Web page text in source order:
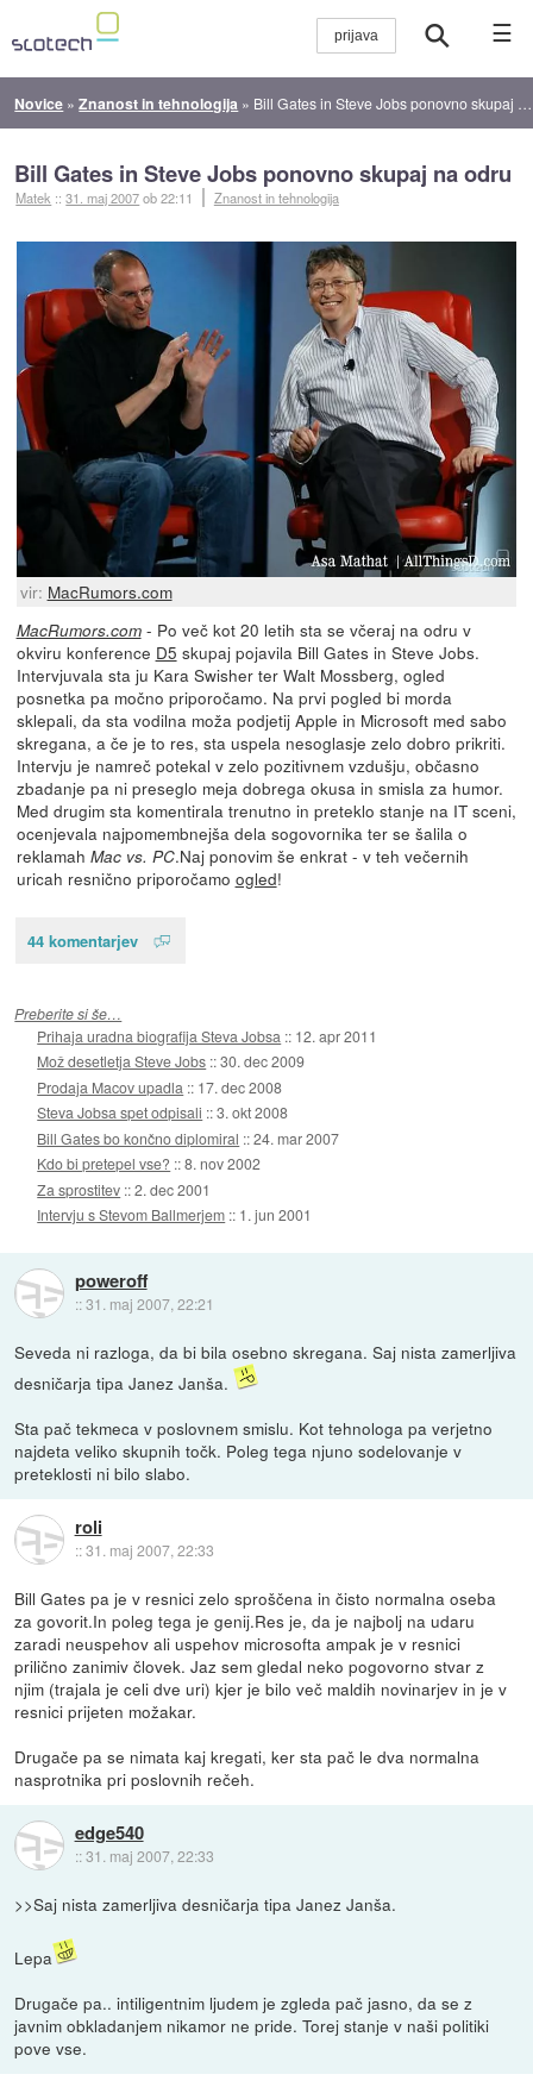
☰
Novice »Znanost in tehnologija » Bill Gates in Steve Jobs ponovno skupaj na odru
Bill Gates in Steve Jobs ponovno skupaj na odru
Matek ::31. maj 2007ob 22:11 Znanost in tehnologija
vir: MacRumors.com
MacRumors.com- Po več kot 20 letih sta se včeraj na odru v
okviru konference D5 skupaj pojavila Bill Gates in Steve Jobs.
Intervjuvala sta ju Kara Swisher ter Walt Mossberg, ogled
posnetka pa močno priporočamo. Na prvi pogled bi morda
sklepali, da sta vodilna moža podjetij Apple in Microsoft med sabo
skregana, a če je to res, sta uspela nesoglasje zelo dobro prikriti.
Intervju je namreč potekal v zelo pozitivnem vzdušju, občasno
zbadanje pa ni preseglo meja dobrega okusa in smisla za humor.
Med drugim sta komentirala trenutno in preteklo stanje na IT sceni,
ocenjevala najpomembnejša dela sogovornika ter se šalila o
reklamah Mac vs. PC.Naj ponovim še enkrat - v teh večernih
uricah resnično priporočamo ogled!
44 komentarjev
Preberite si še…
Prihaja uradna biografija Steva Jobsa :: 12. apr 2011
Mož desetletja Steve Jobs ::30. dec 2009
Prodaja Macov upadla :: 17. dec 2008
Steva Jobsa spet odpisali ::3. okt 2008
Bill Gates bo končno diplomiral ::24. mar 2007
Kdo bi pretepel vse? ::8. nov 2002
Za sprostitev ::2. dec 2001
Intervju s Stevom Ballmerjem :: 1. jun 2001
poweroff
::31. maj 2007, 22:21
Seveda ni razloga, da bi bila osebno skregana. Saj nista zamerljiva
desničarja tipa Janez Janša.
Sta pač tekmeca v poslovnem smislu. Kot tehnologa pa verjetno
najdeta veliko skupnih točk. Poleg tega njuno sodelovanje v
preteklosti ni bilo slabo.
roli
::31. maj 2007, 22:33
Bill Gates pa je v resnici zelo sproščena in čisto normalna oseba
za govorit.In poleg tega je genij.Res je, da je najbolj na udaru
zaradi neuspehov ali uspehov microsofta ampak je v resnici
prilično zanimiv človek. Jaz sem gledal neko pogovorno stvar z
njim (trajala je celi dve uri) kjer je bilo več maldih novinarjev in je v
resnici prijeten možakar.
Drugače pa se nimata kaj kregati, ker sta pač le dva normalna
nasprotnika pri poslovnih rečeh.
edge540
::31. maj 2007, 22:33
>>Saj nista zamerljiva desničarja tipa Janez Janša.
Lepa
Drugače pa.. intiligentnim ljudem je zgleda pač jasno, da se z
javnim obkladanjem nikamor ne pride. Torej stanje v naši politiki
pove vse.